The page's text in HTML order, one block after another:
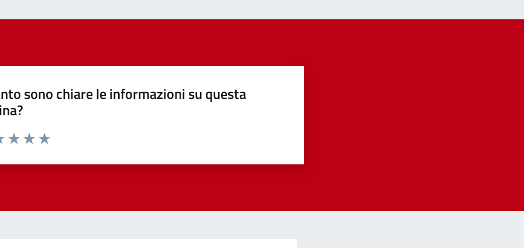
sono chiare le informazioni su questa